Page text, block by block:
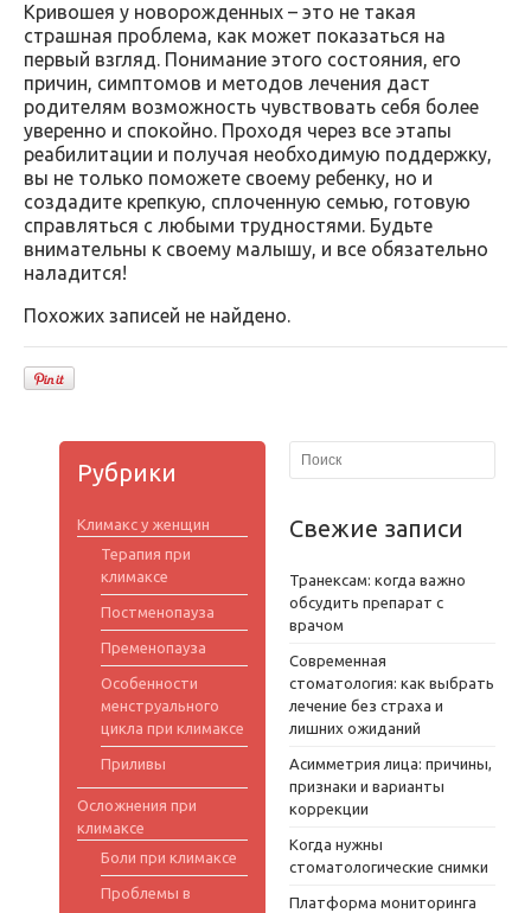
Кривошея у новорожденных – это не такая
страшная проблема, как может показаться на
первый взгляд. Понимание этого состояния, его
причин, симптомов и методов лечения даст
родителям возможность чувствовать себя более
уверенно и спокойно. Проходя через все этапы
реабилитации и получая необходимую поддержку,
вы не только поможете своему ребенку, но и
создадите крепкую, сплоченную семью, готовую
справляться с любыми трудностями. Будьте
внимательны к своему малышу, и все обязательно
наладится!
Похожих записей не найдено.
Рубрики
Климакс у женщин
Терапия при
климаксе
Постменопауза
Пременопауза
Особенности
менструального
цикла при климаксе
Приливы
Осложнения при
климаксе
Боли при климаксе
Проблемы в
Свежие записи
Транексам: когда важно
обсудить препарат с
врачом
Современная
стоматология: как выбрать
лечение без страха и
лишних ожиданий
Асимметрия лица: причины,
признаки и варианты
коррекции
Когда нужны
стоматологические снимки
Платформа мониторинга